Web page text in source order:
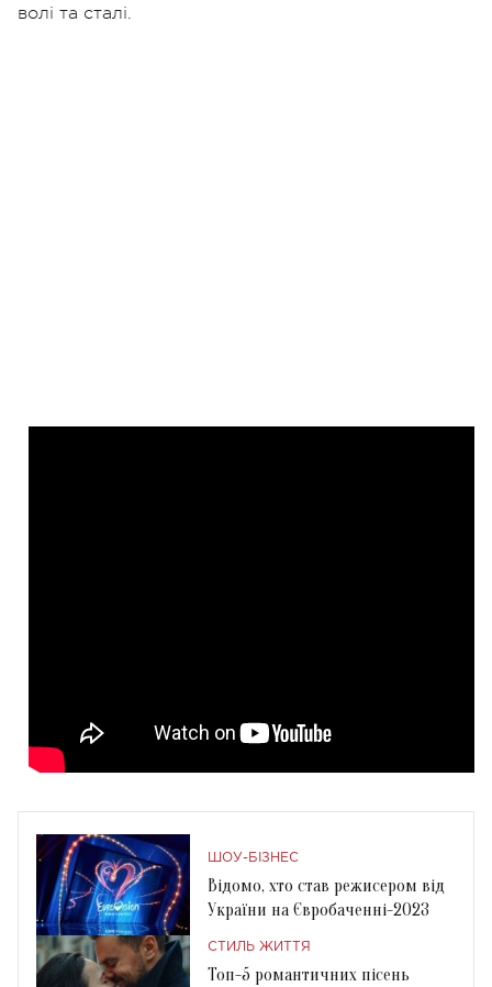
волі та сталі.
ШОУ-БІЗНЕС
Відомо, хто став режисером від
України на Євробаченні-2023
СТИЛЬ ЖИТТЯ
Топ-5 романтичних пісень